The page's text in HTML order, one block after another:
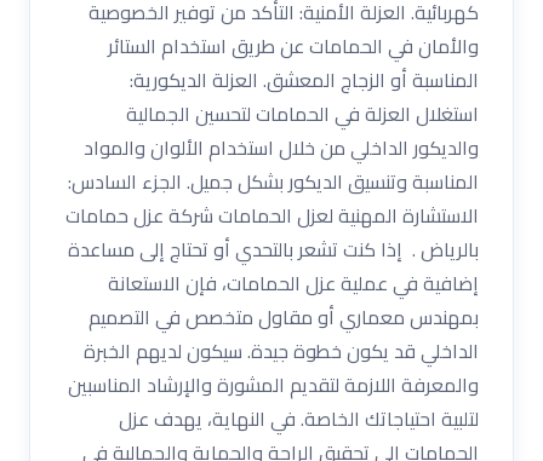
كهربائية. العزلة الأمنية: التأكد من توفير الخصوصية
والأمان في الحمامات عن طريق استخدام الستائر
المناسبة أو الزجاج المعشق. العزلة الديكورية:
استغلال العزلة في الحمامات لتحسين الجمالية
والديكور الداخلي من خلال استخدام الألوان والمواد
المناسبة وتنسيق الديكور بشكل جميل. الجزء السادس:
الاستشارة المهنية لعزل الحمامات شركة عزل حمامات
بالرياض . إذا كنت تشعر بالتحدي أو تحتاج إلى مساعدة
إضافية في عملية عزل الحمامات، فإن الاستعانة
بمهندس معماري أو مقاول متخصص في التصميم
الداخلي قد يكون خطوة جيدة. سيكون لديهم الخبرة
والمعرفة اللازمة لتقديم المشورة والإرشاد المناسبين
لتلبية احتياجاتك الخاصة. في النهاية، يهدف عزل
الحمامات إلى تحقيق الراحة والحماية والجمالية في